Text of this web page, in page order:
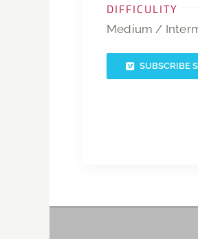
DIFFICULITY
Medium /
SUBSCRIBE